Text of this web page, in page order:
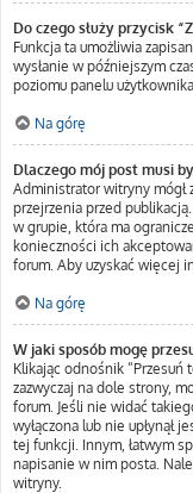
Do czego służy przycisk
Funkcja ta umożliwia
wysłanie w późniejszym
poziomu panelu
Na górę
Dlaczego mój post musi
Administrator witryny mógł
przejrzenia przed
w grupie, która ma
konieczności ich
forum. Aby uzyskać więcej
Na górę
W jaki sposób mogę
Klikając odnośnik “Przesuń
zazwyczaj na dole strony,
forum. Jeśli nie widać
wyłączona lub nie upłynął
tej funkcji. Innym, łatwym
napisanie w nim posta.
witryny.